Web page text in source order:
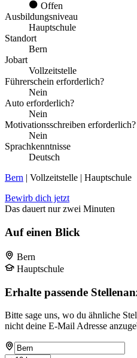
Offen
Ausbildungsniveau
Hauptschule
Standort
Bern
Jobart
Vollzeitstelle
Führerschein erforderlich?
Nein
Auto erforderlich?
Nein
Motivationsschreiben erforderlich?
Nein
Sprachkenntnisse
Deutsch
Bern | Vollzeitstelle | Hauptschule
Bewirb dich jetzt
Das dauert nur zwei Minuten
Auf einen Blick
Bern
Hauptschule
Erhalte passende
Bitte sage uns, wo du ähnliche
nicht deine E-Mail Adresse